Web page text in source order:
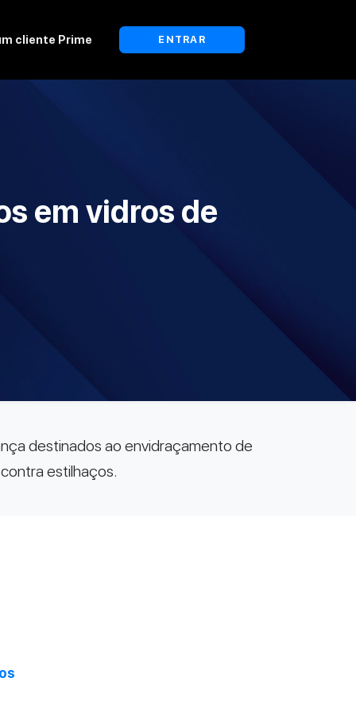
cliente Prime ENTRAR
em vidros de
destinados ao envidraçamento de
estilhaços.